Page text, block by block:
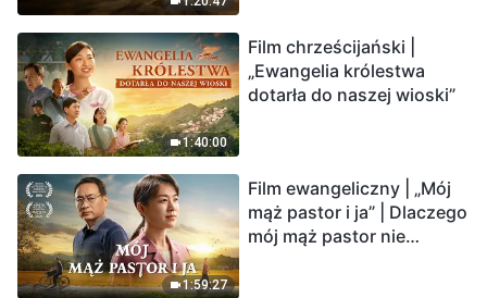
1:40:00
Film chrześcijański |
„Ewangelia królestwa
dotarła do naszej wioski”
1:59:27
Film ewangeliczny | „Mój
mąż pastor i ja” | Dlaczego
mój mąż pastor nie